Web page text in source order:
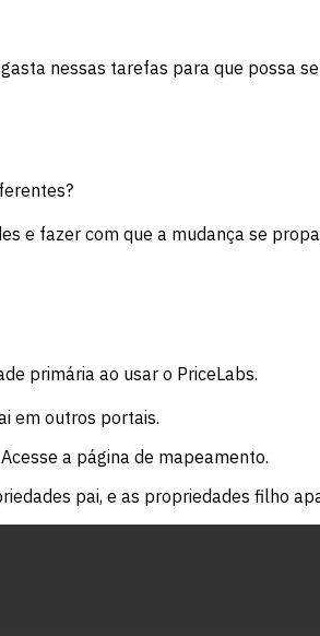
nessas tarefas para que possa
e fazer com que a mudança se
primária ao usar o PriceLabs.
em outros portais.
a página de mapeamento.
pai, e as propriedades filho